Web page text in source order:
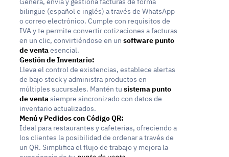
bilingüe (español e inglés) a través de WhatsApp
o correo electrónico. Cumple con requisitos de
IVA y te permite convertir cotizaciones a facturas
en un clic, convirtiéndose en un software punto
de venta esencial.
Gestión de Inventario:
Lleva el control de existencias, establece alertas
de bajo stock y administra productos en
múltiples sucursales. Mantén tu sistema punto
de venta siempre sincronizado con datos de
inventario actualizados.
Menú y Pedidos con Código QR:
Ideal para restaurantes y cafeterías, ofreciendo a
los clientes la posibilidad de ordenar a través de
un QR. Simplifica el flujo de trabajo y mejora la